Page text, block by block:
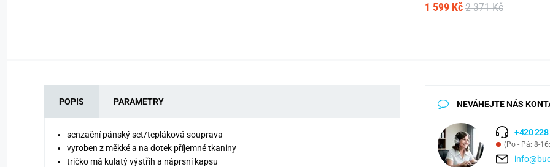
1 599 Kč 2 371 Kč
POPIS PARAMETRY
senzační pánský set/tepláková souprava
vyroben z měkké a na dotek příjemné tkaniny
tričko má kulatý výstřih a náprsní kapsu
NEVÁHEJTE NÁS
+420 228
(Po - Pá: 8-